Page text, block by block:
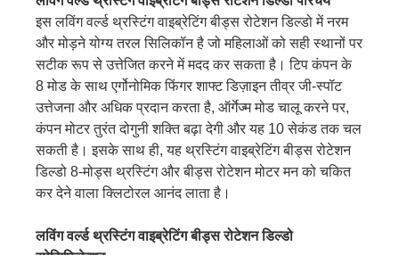
इस लविंग वर्ल्ड थ्रस्टिंग वाइब्रेटिंग बीड्स रोटेशन डिल्डो में नरम
और मोड़ने योग्य तरल सिलिकॉन है जो महिलाओं को सही स्थानों पर
सटीक रूप से उत्तेजित करने में मदद कर सकता है। टिप कंपन के
8 मोड के साथ एर्गोनोमिक फिंगर शाफ्ट डिज़ाइन तीव्र जी-स्पॉट
उत्तेजना और अधिक प्रदान करता है, ऑर्गेज्म मोड चालू करने पर,
कंपन मोटर तुरंत दोगुनी शक्ति बढ़ा देगी और यह 10 सेकंड तक चल
सकती है। इसके साथ ही, यह थ्रस्टिंग वाइब्रेटिंग बीड्स रोटेशन
डिल्डो 8-मोड्स थ्रस्टिंग और बीड्स रोटेशन मोटर मन को चकित
कर देने वाला क्लिटोरल आनंद लाता है।
लविंग वर्ल्ड थ्रस्टिंग वाइब्रेटिंग बीड्स रोटेशन डिल्डो